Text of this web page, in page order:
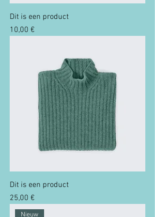
Dit is een product
Prix
10,00 €
Dit is een product
Prix
25,00 €
Nieuw